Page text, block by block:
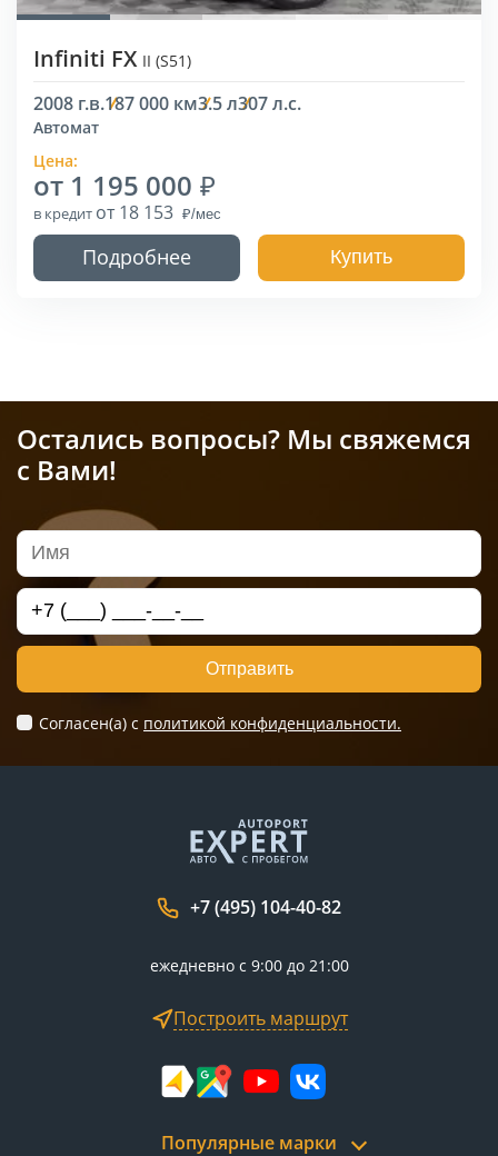
Infiniti FX II (S51)
2008 г.в.187 000 км3.5 л307 л.с.
Автомат
Цена:
от 1 195 000
в кредит от 18 153
Подробнее Купить
Остались вопросы? Мы свяжемся
с Вами!
Отправить
Согласен(а) c политикой конфиденциальности.
+7 (495) 104-40-82
ежедневно с 9:00 до 21:00
Построить маршрут
Популярные марки